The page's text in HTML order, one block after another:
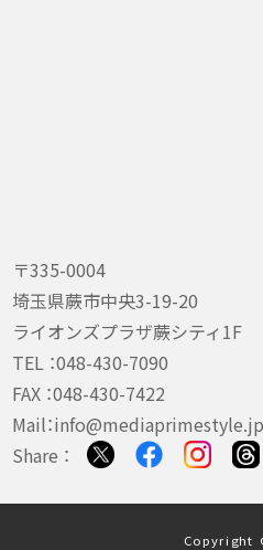
〒335-0004
埼玉県蕨市中央3-19-20
ライオンズプラザ蕨シティ1F
TEL ：048-430-7090
FAX ：048-430-7422
Mail：info@mediaprimestyle.jp
Share ：
Copyright